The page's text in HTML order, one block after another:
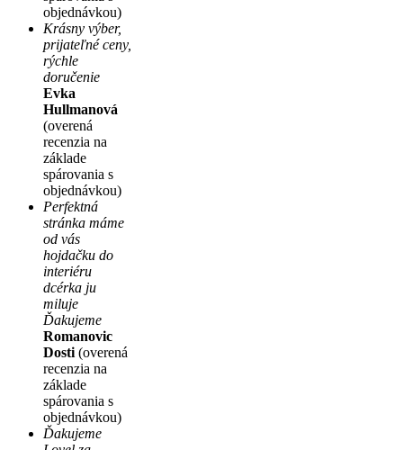
objednávkou)
Krásny výber,
prijateľné ceny,
rýchle
doručenie
Evka
Hullmanová
(overená
recenzia na
základe
spárovania s
objednávkou)
Perfektná
stránka máme
od vás
hojdačku do
interiéru
dcérka ju
miluje
Ďakujeme
Romanovic
Dosti (overená
recenzia na
základe
spárovania s
objednávkou)
Ďakujeme